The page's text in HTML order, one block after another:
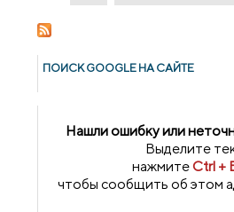
ПОИСК GOОGLE НА САЙТЕ
Нашли ошибку или
Выделите
нажмитеCtrl +
чтобы сообщить об этом